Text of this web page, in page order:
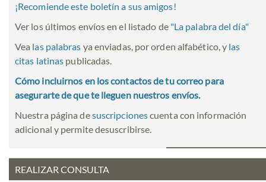
¡Recomiende este boletín a sus amigos!
Ver los últimos envíos en el listado de "La palabra del día"
Vea las palabras ya enviadas, por orden alfabético, y las
citas latinas publicadas.
Cómo incluirnos en los contactos de tu correo para
asegurarte de que te lleguen nuestros envíos.
Nuestra página desuscripcionescuenta con información
adicional y permite desuscribirse.
REALIZAR CONSULTA